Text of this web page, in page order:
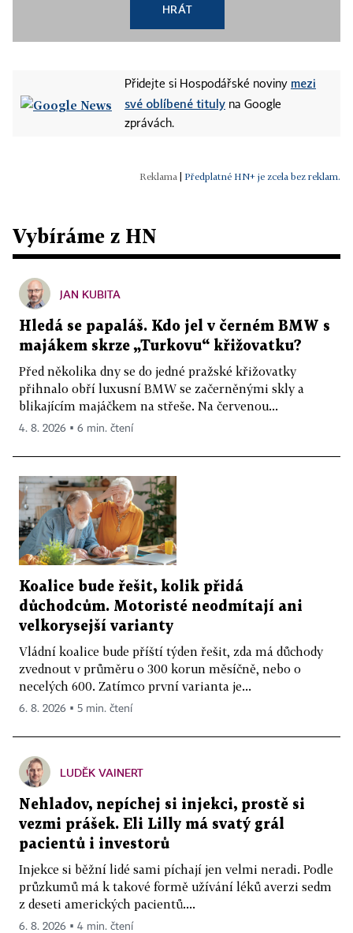
HRÁT
Přidejte si Hospodářské noviny mezi
své oblíbené tituly na Google
zprávách.
Předplatné HN+ je zcela bez reklam.
Vybíráme z HN
JAN KUBITA
Hledá se papaláš. Kdo jel v černém BMW s
majákem skrze „Turkovu“ křižovatku?
Před několika dny se do jedné pražské křižovatky
přihnalo obří luxusní BMW se začerněnými skly a
blikajícím majáčkem na střeše. Na červenou...
4. 8. 2026 ▪ 6 min. čtení
Koalice bude řešit, kolik přidá
důchodcům. Motoristé neodmítají ani
velkorysejší varianty
Vládní koalice bude příští týden řešit, zda má důchody
zvednout v průměru o 300 korun měsíčně, nebo o
necelých 600. Zatímco první varianta je...
6. 8. 2026 ▪ 5 min. čtení
LUDĚK VAINERT
Nehladov, nepíchej si injekci, prostě si
vezmi prášek. Eli Lilly má svatý grál
pacientů i investorů
Injekce si běžní lidé sami píchají jen velmi neradi. Podle
průzkumů má k takové formě užívání léků averzi sedm
z deseti amerických pacientů....
6. 8. 2026 ▪ 4 min. čtení